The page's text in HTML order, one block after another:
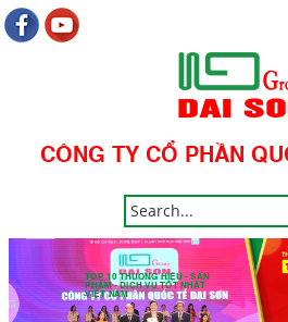
CÔNG TY CỔ PHẦN
TOP 10 THƯƠNG HIỆU - SẢN
PHẨM - DỊCH VỤ TỐT NHẤT
VIỆT NAM